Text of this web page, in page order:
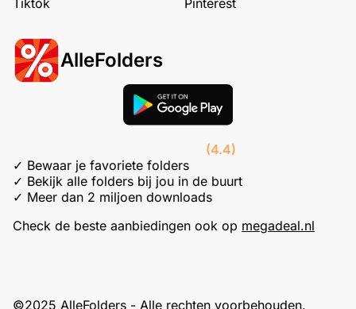
Tiktok
Pinterest
AlleFolders
(4.4)
✓ Bewaar je favoriete folders
✓ Bekijk alle folders bij jou in de buurt
✓ Meer dan 2 miljoen downloads
Check de beste aanbiedingen ook op megadeal.nl
©2025 AlleFolders - Alle rechten voorbehouden.